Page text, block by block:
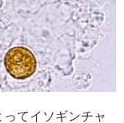
てイソギンチャ